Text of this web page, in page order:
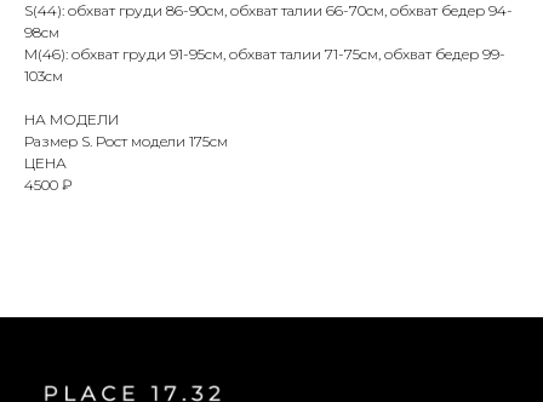
S(44): обхват груди 86-90см, обхват талии 66-70см, обхват бедер 94-
98см
М(46): обхват груди 91-95см, обхват талии 71-75см, обхват бедер 99-
103см
НА МОДЕЛИ
Размер S. Рост модели 175см
ЦЕНА
4500 ₽